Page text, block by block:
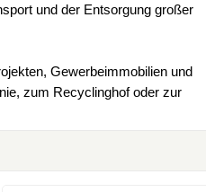
čeština
und der Entsorgung großer
Gewerbeimmobilien und
zum Recyclinghof oder zur